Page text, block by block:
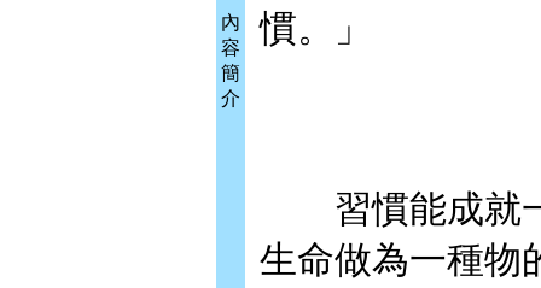
內
容
簡
介
慣。」
習慣能成就一
生命做為一種物